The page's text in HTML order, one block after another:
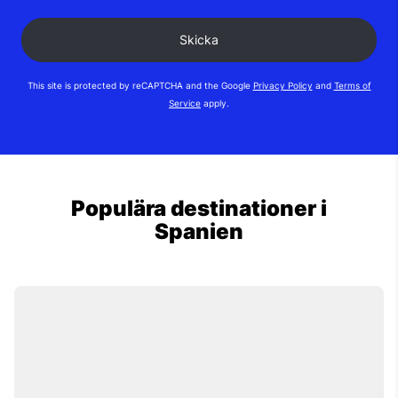
This site is protected by reCAPTCHA and the Google Privacy Policy and Terms of
Service apply.
Populära destinationer i
Spanien